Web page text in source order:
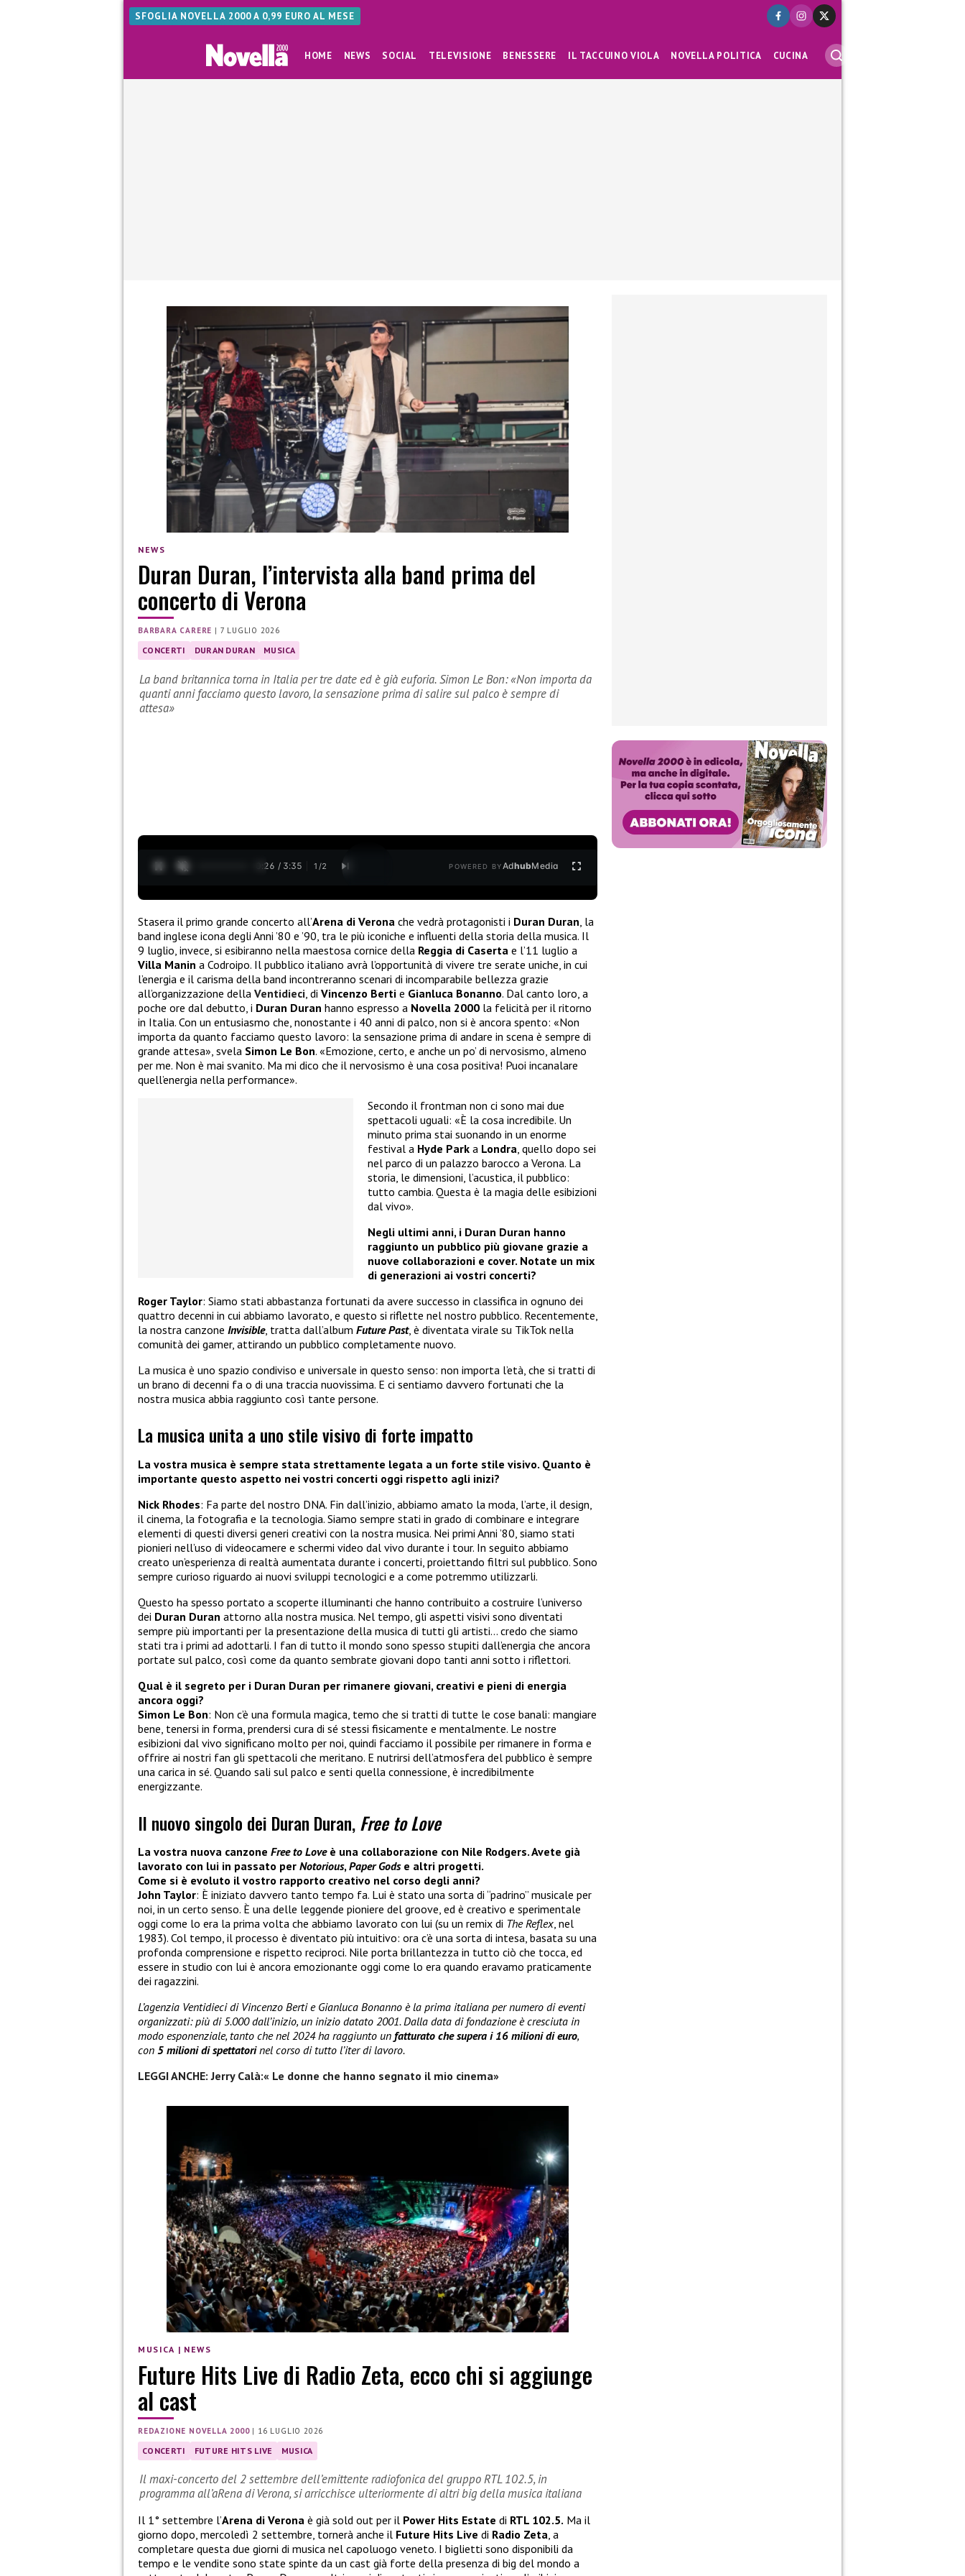
SFOGLIA NOVELLA 2000 A 0,99 EURO AL MESE
HOME NEWS SOCIAL TELEVISIONE BENESSERE IL TACCUINO VIOLA NOVELLA POLITICA CUCINA
NEWS
Duran Duran, l’intervista alla band prima del
concerto di Verona
BARBARA CARERE | 7 LUGLIO 2026
CONCERTI DURAN DURAN MUSICA
La band britannica torna in Italia per tre date ed è già euforia. Simon Le Bon: «Non importa da
quanti anni facciamo questo lavoro, la sensazione prima di salire sul palco è sempre di
attesa»
0:28 / 3:35 1 /2 POWERED BYAdhubMedia
Stasera il primo grande concerto all’Arena di Verona che vedrà protagonisti i Duran Duran , la
band inglese icona degli Anni ’80 e ’90, tra le più iconiche e influenti della storia della musica. Il
9 luglio, invece, si esibiranno nella maestosa cornice della Reggia di Caserta e l’11 luglio a
Villa Manin a Codroipo. Il pubblico italiano avrà l’opportunità di vivere tre serate uniche, in cui
l’energia e il carisma della band incontreranno scenari di incomparabile bellezza grazie
all’organizzazione della Ventidieci , di Vincenzo Berti e Gianluca Bonanno. Dal canto loro, a
poche ore dal debutto, i Duran Duran hanno espresso a Novella 2000 la felicità per il ritorno
in Italia. Con un entusiasmo che, nonostante i 40 anni di palco, non si è ancora spento: «Non
importa da quanto facciamo questo lavoro: la sensazione prima di andare in scena è sempre di
grande attesa», svela Simon Le Bon. «Emozione, certo, e anche un po’ di nervosismo, almeno
per me. Non è mai svanito. Ma mi dico che il nervosismo è una cosa positiva! Puoi incanalare
quell’energia nella performance».
Secondo il frontman non ci sono mai due
spettacoli uguali: «È la cosa incredibile. Un
minuto prima stai suonando in un enorme
festival a Hyde Park a Londra , quello dopo sei
nel parco di un palazzo barocco a Verona. La
storia, le dimensioni, l’acustica, il pubblico:
tutto cambia. Questa è la magia delle esibizioni
dal vivo».
Negli ultimi anni, i Duran Duran hanno
raggiunto un pubblico più giovane grazie a
nuove collaborazioni e cover. Notate un mix
di generazioni ai vostri concerti?
Roger Taylor: Siamo stati abbastanza fortunati da avere successo in classifica in ognuno dei
quattro decenni in cui abbiamo lavorato, e questo si riflette nel nostro pubblico. Recentemente,
la nostra canzone Invisible, tratta dall’album Future Past, è diventata virale su TikTok nella
comunità dei gamer, attirando un pubblico completamente nuovo.
La musica è uno spazio condiviso e universale in questo senso: non importa l’età, che si tratti di
un brano di decenni fa o di una traccia nuovissima. E ci sentiamo davvero fortunati che la
nostra musica abbia raggiunto così tante persone.
La musica unita a uno stile visivo di forte impatto
La vostra musica è sempre stata strettamente legata a un forte stile visivo. Quanto è
importante questo aspetto nei vostri concerti oggi rispetto agli inizi?
Nick Rhodes: Fa parte del nostro DNA. Fin dall’inizio, abbiamo amato la moda, l’arte, il design,
il cinema, la fotografia e la tecnologia. Siamo sempre stati in grado di combinare e integrare
elementi di questi diversi generi creativi con la nostra musica. Nei primi Anni ’80, siamo stati
pionieri nell’uso di videocamere e schermi video dal vivo durante i tour. In seguito abbiamo
creato un’esperienza di realtà aumentata durante i concerti, proiettando filtri sul pubblico. Sono
sempre curioso riguardo ai nuovi sviluppi tecnologici e a come potremmo utilizzarli.
Questo ha spesso portato a scoperte illuminanti che hanno contribuito a costruire l’universo
dei Duran Duran attorno alla nostra musica. Nel tempo, gli aspetti visivi sono diventati
sempre più importanti per la presentazione della musica di tutti gli artisti… credo che siamo
stati tra i primi ad adottarli. I fan di tutto il mondo sono spesso stupiti dall’energia che ancora
portate sul palco, così come da quanto sembrate giovani dopo tanti anni sotto i riflettori.
Qual è il segreto per i Duran Duran per rimanere giovani, creativi e pieni di energia
ancora oggi?
Simon Le Bon: Non c’è una formula magica, temo che si tratti di tutte le cose banali: mangiare
bene, tenersi in forma, prendersi cura di sé stessi fisicamente e mentalmente. Le nostre
esibizioni dal vivo significano molto per noi, quindi facciamo il possibile per rimanere in forma e
offrire ai nostri fan gli spettacoli che meritano. E nutrirsi dell’atmosfera del pubblico è sempre
una carica in sé. Quando sali sul palco e senti quella connessione, è incredibilmente
energizzante.
Il nuovo singolo dei Duran Duran,Free to Love
La vostra nuova canzone Free to Loveè una collaborazione con Nile Rodgers. Avete già
lavorato con lui in passato per Notorious,Paper Godse altri progetti.
Come si è evoluto il vostro rapporto creativo nel corso degli anni?
John Taylor: È iniziato davvero tanto tempo fa. Lui è stato una sorta di “padrino” musicale per
noi, in un certo senso. È una delle leggende pioniere del groove, ed è creativo e sperimentale
oggi come lo era la prima volta che abbiamo lavorato con lui (su un remix di The Reflex, nel
1983). Col tempo, il processo è diventato più intuitivo: ora c’è una sorta di intesa, basata su una
profonda comprensione e rispetto reciproci. Nile porta brillantezza in tutto ciò che tocca, ed
essere in studio con lui è ancora emozionante oggi come lo era quando eravamo praticamente
dei ragazzini.
L’agenzia Ventidieci di Vincenzo Berti e Gianluca Bonanno è la prima italiana per numero di eventi
organizzati: più di 5.000 dall’inizio, un inizio datato 2001. Dalla data di fondazione è cresciuta in
modo esponenziale, tanto che nel 2024 ha raggiunto un fatturato che supera i 16 milioni di euro,
con 5 milioni di spettatorinel corso di tutto l’iter di lavoro.
LEGGI ANCHE: Jerry Calà:« Le donne che hanno segnato il mio cinema»
MUSICA | NEWS
Future Hits Live di Radio Zeta, ecco chi si aggiunge
al cast
REDAZIONE NOVELLA 2000| 16 LUGLIO 2026
CONCERTI FUTURE HITS LIVE MUSICA
Il maxi-concerto del 2 settembre dell’emittente radiofonica del gruppo RTL 102.5, in
programma all’aRena di Verona, si arricchisce ulteriormente di altri big della musica italiana
Il 1° settembre l’Arena di Verona è già sold out per il Power Hits Estate di RTL 102.5. Ma il
giorno dopo, mercoledì 2 settembre, tornerà anche il Future Hits Live di Radio Zeta, a
completare questa due giorni di musica nel capoluogo veneto. I biglietti sono disponibili da
tempo e le vendite sono state spinte da un cast già forte della presenza di big del mondo a